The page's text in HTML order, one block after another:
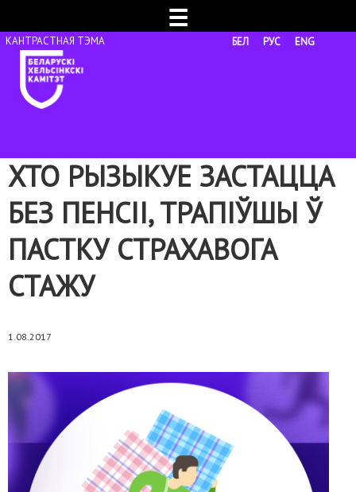
☰
БЕЛ РУС ENG
ХТО РЫЗЫКУЕ ЗАСТАЦЦА
БЕЗ ПЕНСІІ, ТРАПІЎШЫ Ў
ПАСТКУ СТРАХАВОГА
СТАЖУ
1.08.2017